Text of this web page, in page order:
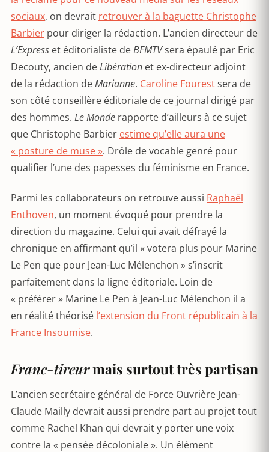
sociaux, on devrait retrouver à la baguette Christophe
Barbier pour diriger la rédaction. L’ancien directeur de
L’Express et éditorialiste deBFMTVsera épaulé par Eric
Decouty, ancien deLibération et ex-directeur adjoint
de la rédaction deMarianne. Caroline Fourestsera de
son côté conseillère éditoriale de ce journal dirigé par
des hommes. Le Monde rapporte d’ailleurs à ce sujet
que Christophe Barbier estime qu’elle aura une
« posture de muse ». Drôle de vocable genré pour
qualifier l’une des papesses du féminisme en France.
Parmi les collaborateurs on retrouve aussi Raphaël
Enthoven, un moment évoqué pour prendre la
direction du magazine. Celui qui avait défrayé la
chronique en affirmant qu’il « votera plus pour Marine
Le Pen que pour Jean-Luc Mélenchon » s’inscrit
parfaitement dans la ligne éditoriale. Loin de
« préférer » Marine Le Pen à Jean-Luc Mélenchon il a
en réalité théorisé l’extension du Front républicain à la
France Insoumise.
Franc-tireurmais surtout très partisan
L’ancien secrétaire général de Force Ouvrière Jean-
Claude Mailly devrait aussi prendre part au projet tout
comme Rachel Khan qui devrait y porter une voix
contre la « pensée décoloniale ». Un élément